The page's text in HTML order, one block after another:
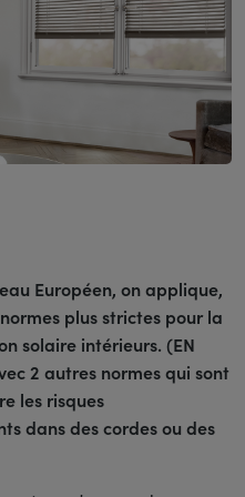
Européen, on applique,
plus strictes pour la
solaire intérieurs. (EN
2 autres normes qui sont
les risques
dans des cordes ou des